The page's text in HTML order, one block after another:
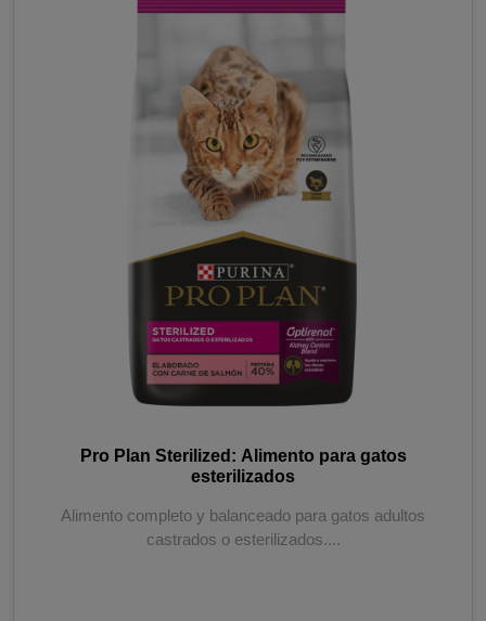
Pro Plan Sterilized: Alimento para gatos
esterilizados
Alimento completo y balanceado para gatos adultos
castrados o esterilizados....